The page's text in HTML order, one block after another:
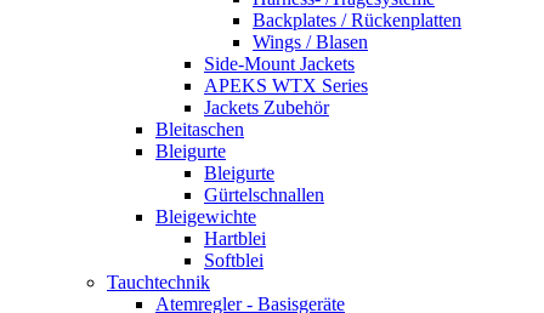
Backplates / Rückenplatten
Wings / Blasen
Side-Mount Jackets
APEKS WTX Series
Jackets Zubehör
Bleitaschen
Bleigurte
Bleigurte
Gürtelschnallen
Bleigewichte
Hartblei
Softblei
Tauchtechnik
Atemregler - Basisgeräte